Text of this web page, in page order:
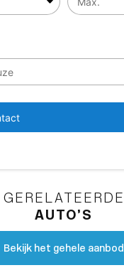
GERELATEERDE
AUTO’S
Bekijk het gehele aanbod